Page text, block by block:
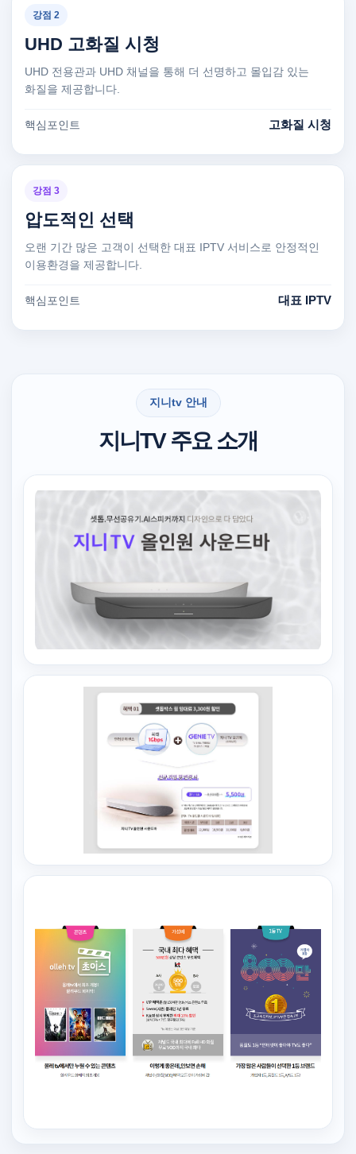
강점 2
UHD 고화질 시청
UHD 전용관과 UHD 채널을 통해 더 선명하고 몰입감 있는
화질을 제공합니다.
핵심포인트 고화질 시청
강점 3
압도적인 선택
오랜 기간 많은 고객이 선택한 대표 IPTV 서비스로 안정적인
이용환경을 제공합니다.
핵심포인트 대표 IPTV
지니tv 안내
지니TV 주요 소개